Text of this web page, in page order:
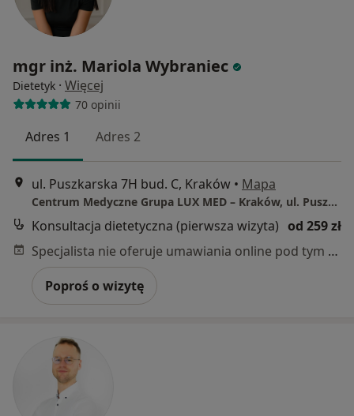
mgr inż. Mariola Wybraniec
Dietetyk · Więcej
70 opinii
Adres 1 Adres 2
ul. Puszkarska 7H bud. C, Kraków • Mapa
Centrum Medyczne Grupa LUX MED – Kraków, ul. Puszkarska 7H
Konsultacja dietetyczna (pierwsza wizyta) od 259 zł
Specjalista nie oferuje umawiania online pod tym adresem.
Poproś o wizytę